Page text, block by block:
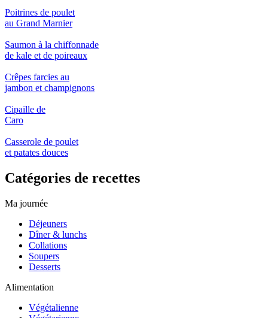
Poitrines de poulet
au Grand Marnier
Saumon à la chiffonnade
de kale et de poireaux
Crêpes farcies au
jambon et champignons
Cipaille de
Caro
Casserole de poulet
et patates douces
Catégories de recettes
Ma journée
Déjeuners
Dîner & lunchs
Collations
Soupers
Desserts
Alimentation
Végétalienne